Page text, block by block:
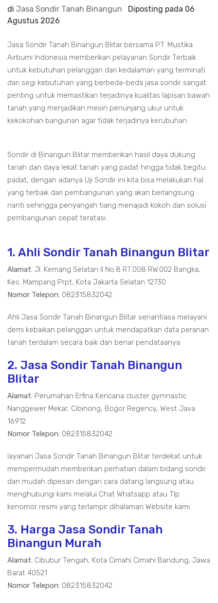
di Jasa Sondir Tanah Binangun Diposting pada 06
Agustus 2026
Jasa Sondir Tanah Binangun Blitar bersama PT. Mustika
Airbumi Indonesia memberikan pelayanan Sondir Terbaik
untuk kebutuhan pelanggan dari kedalaman yang terminati
dari segi kebutuhan yang berbeda-beda jasa sondir sangat
penting untuk memastikan terjadinya kualitas lapisan bawah
tanah yang menjadikan mesin penunjang ukur untuk
kekokohan bangunan agar tidak terjadinya kerubuhan.
Sondir di Binangun Blitar memberikan hasil daya dukung
tanah dan daya lekat tanah yang padat hingga tidak begitu
padat, dengan adanya Uji Sondir ini kita bisa melakukan hal
yang terbaik dari pembangunan yang akan berlangsung
nanti sehingga penyangah tiang menajadi kokoh dan solusi
pembangunan cepat teratasi.
1. Ahli Sondir Tanah Binangun Blitar
Alamat: Jl. Kemang Selatan II No.8 RT.008 RW.002 Bangka,
Kec. Mampang Prpt, Kota Jakarta Selatan 12730
Nomor Telepon: 082315832042
Ahli Jasa Sondir Tanah Binangun Blitar senantiasa melayani
demi kebaikan pelanggan untuk mendapatkan data peranan
tanah terdalam secara baik dan benar pendataanya.
2. Jasa Sondir Tanah Binangun
Blitar
Alamat: Perumahan Erfina Kencana cluster gymnastic
Nanggewer Mekar, Cibinong, Bogor Regency, West Java
16912
Nomor Telepon: 082315832042
layanan Jasa Sondir Tanah Binangun Blitar terdekat untuk
mempermudah memberikan perhatian dalam bidang sondir
dan mudah dipesan dengan cara datang langsung atau
menghubungi kami melalui Chat Whatsapp atau Tlp
kenomor resmi yang terlampir dihalaman Website kami.
3. Harga Jasa Sondir Tanah
Binangun Murah
Alamat: Cibubur Tengah, Kota Cimahi Cimahi Bandung, Jawa
Barat 40521
Nomor Telepon: 082315832042